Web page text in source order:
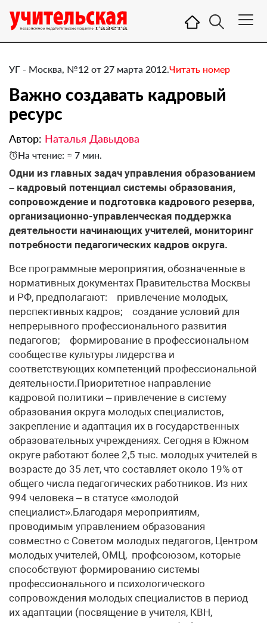
УГ - Москва, №12 от 27 марта 2012.Читать номер
Важно создавать кадровый
ресурс
Автор: Наталья Давыдова
На чтение: ≈ 7 мин.
​Одни из главных задач управления образованием
– кадровый потенциал системы образования,
сопровождение и подготовка кадрового резерва,
организационно-управленческая поддержка
деятельности начинающих учителей, мониторинг
потребности педагогических кадров округа.
Все программные мероприятия, обозначенные в
нормативных документах Правительства Москвы
и РФ, предполагают: привлечение молодых,
перспективных кадров; создание условий для
непрерывного профессионального развития
педагогов; формирование в профессиональном
сообществе культуры лидерства и
соответствующих компетенций профессиональной
деятельности.Приоритетное направление
кадровой политики – привлечение в систему
образования округа молодых специалистов,
закрепление и адаптация их в государственных
образовательных учреждениях. Сегодня в Южном
округе работают более 2,5 тыс. молодых учителей в
возрасте до 35 лет, что составляет около 19% от
общего числа педагогических работников. Из них
994 человека – в статусе «молодой
специалист».Благодаря мероприятиям,
проводимым управлением образования
совместно с Советом молодых педагогов, Центром
молодых учителей, ОМЦ, профсоюзом, которые
способствуют формированию системы
профессионального и психологического
сопровождения молодых специалистов в период
их адаптации (посвящение в учителя, КВН,